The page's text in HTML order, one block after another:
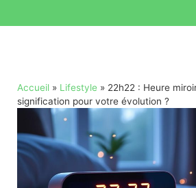
Accueil » Lifestyle » 22h22 : Heure
signification pour votre évolution ?